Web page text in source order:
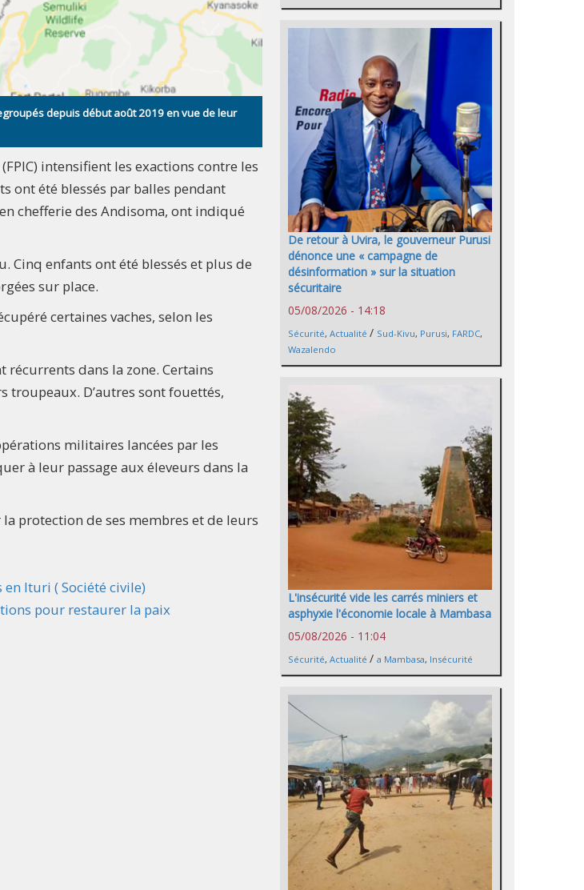
depuis début août 2019 en vue de leur
intensifient les exactions contre les
ont été blessés par balles pendant
chefferie des Andisoma, ont indiqué
enfants ont été blessés et plus de
sur place.
certaines vaches, selon les
récurrents dans la zone. Certains
troupeaux. D’autres sont fouettés,
militaires lancées par les
à leur passage aux éleveurs dans la
protection de ses membres et de leurs
Ituri ( Société civile)
pour restaurer la paix
De retour à Uvira, le gouverneur Purusi
dénonce une « campagne de
désinformation » sur la situation
sécuritaire
05/08/2026 - 14:18
Sécurité, Actualité / Sud-Kivu, Purusi, FARDC,
Wazalendo
L'insécurité vide les carrés miniers et
asphyxie l'économie locale à Mambasa
05/08/2026 - 11:04
Sécurité, Actualité / a Mambasa, Insécurité